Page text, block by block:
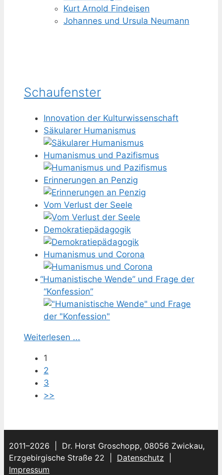
Kurt Arnold Findeisen
Johannes und Ursula Neumann
Schaufenster
Innovation der Kulturwissenschaft
Säkularer Humanismus
Humanismus und Pazifismus
Erinnerungen an Penzig
Vom Verlust der Seele
Demokratiepädagogik
Humanismus und Corona
“Humanistische Wende” und Frage der
“Konfession”
Weiterlesen ...
1
2
3
>>
2011–2026 | Dr. Horst Groschopp, 08056 Zwickau,
Erzgebirgische Straße 22 | Datenschutz
Impressum